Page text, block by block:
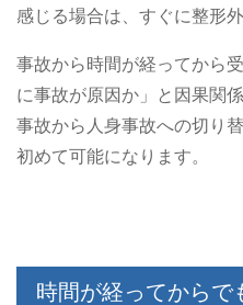
感じる場合は、すぐに整形
事故から時間が経ってから
に事故が原因か」と因果関
事故から人身事故への切り
初めて可能になります。
時間が経ってからで